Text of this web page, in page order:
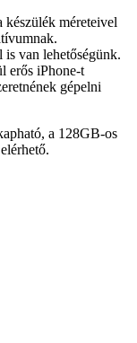
készülék méreteivel
is van lehetőségünk.
erős iPhone-t
gépelni
a 128GB-os